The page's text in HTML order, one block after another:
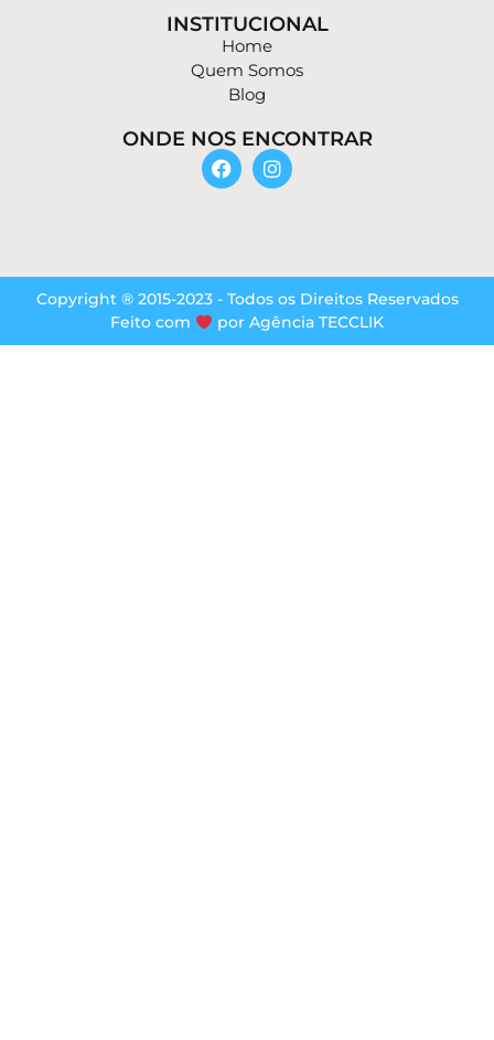
INSTITUCIONAL
Home
Quem Somos
Blog
ONDE NOS ENCONTRAR
Copyright ® 2015-2023 - Todos os Direitos Reservados
Feito com
por Agência TECCLIK